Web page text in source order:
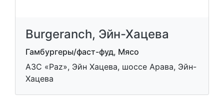
Burgeranch, Эйн-Хацева
Гамбургеры/фаст-фуд, Мясо
АЗС «Paz», Эйн Хацева, шоссе Арава, Эйн-
Хацева